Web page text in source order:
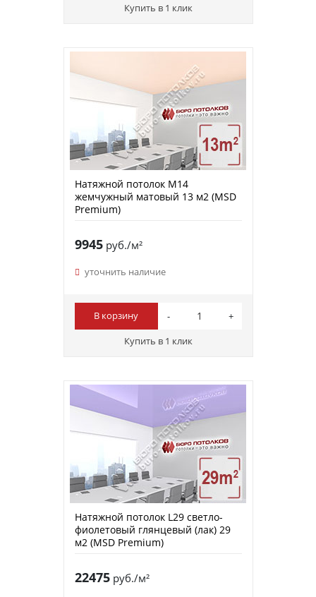
Купить в 1 клик
Натяжной потолок M14
жемчужный матовый 13 м2 (MSD
Premium)
9945руб./м²
уточнить наличие
В корзину
Купить в 1 клик
Натяжной потолок L29 светло-
фиолетовый глянцевый (лак) 29
м2 (MSD Premium)
22475руб./м²